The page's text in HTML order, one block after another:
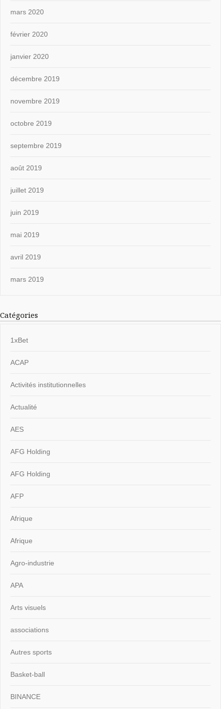
mars 2020
février 2020
janvier 2020
décembre 2019
novembre 2019
octobre 2019
septembre 2019
août 2019
juillet 2019
juin 2019
mai 2019
avril 2019
mars 2019
Catégories
1xBet
ACAP
Activités institutionnelles
Actualité
AES
AFG Holding
AFG Holding
AFP
Afrique
Afrique
Agro-industrie
APA
Arts visuels
associations
Autres sports
Basket-ball
BINANCE